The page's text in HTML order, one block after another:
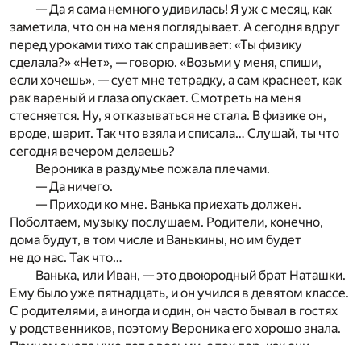
— Да я сама немного удивилась! Я уж с месяц, как
заметила, что он на меня поглядывает. А сегодня вдруг
перед уроками тихо так спрашивает: «Ты физику
сделала?» «Нет», — говорю. «Возьми у меня, спиши,
если хочешь», — сует мне тетрадку, а сам краснеет, как
рак вареный и глаза опускает. Смотреть на меня
стесняется. Ну, я отказываться не стала. В физике он,
вроде, шарит. Так что взяла и списала… Слушай, ты что
сегодня вечером делаешь?
Вероника в раздумье пожала плечами.
— Да ничего.
— Приходи ко мне. Ванька приехать должен.
Поболтаем, музыку послушаем. Родители, конечно,
дома будут, в том числе и Ванькины, но им будет
не до нас. Так что…
Ванька, или Иван, — это двоюродный брат Наташки.
Ему было уже пятнадцать, и он учился в девятом классе.
С родителями, а иногда и один, он часто бывал в гостях
у родственников, поэтому Вероника его хорошо знала.